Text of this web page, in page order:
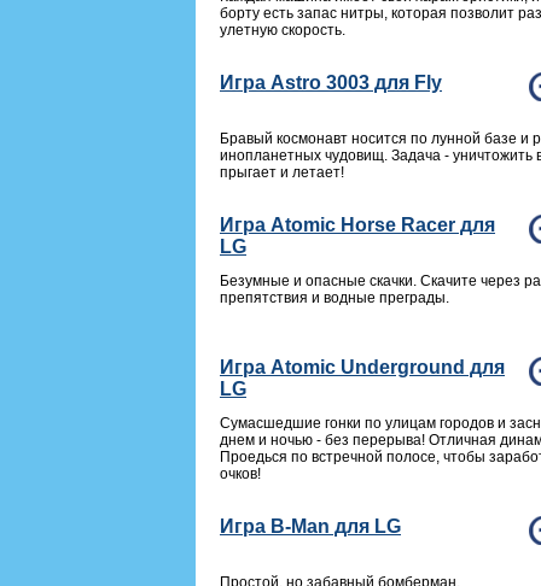
борту есть запас нитры, которая позволит
улетную скорость.
Игра Astro 3003 для Fly
Бравый космонавт носится по лунной базе и
инопланетных чудовищ. Задача - уничтожить
прыгает и летает!
Игра Atomic Horse Racer для
LG
Безумные и опасные скачки. Скачите через
препятствия и водные преграды.
Игра Atomic Underground для
LG
Сумасшедшие гонки по улицам городов и
днем и ночью - без перерыва! Отличная
Проедься по встречной полосе, чтобы
очков!
Игра B-Man для LG
Простой, но забавный бомберман.